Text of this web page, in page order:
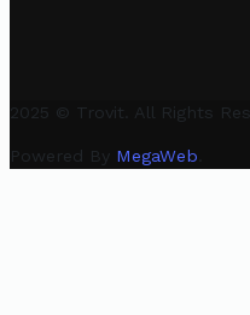
2025 © Trovit. All Rights
Powered By MegaWeb